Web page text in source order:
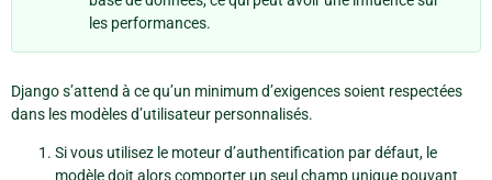
les performances.
Django s’attend à ce qu’un minimum d’exigences soient respectées
dans les modèles d’utilisateur personnalisés.
Si vous utilisez le moteur d’authentification par défaut, le
modèle doit alors comporter un seul champ unique pouvant